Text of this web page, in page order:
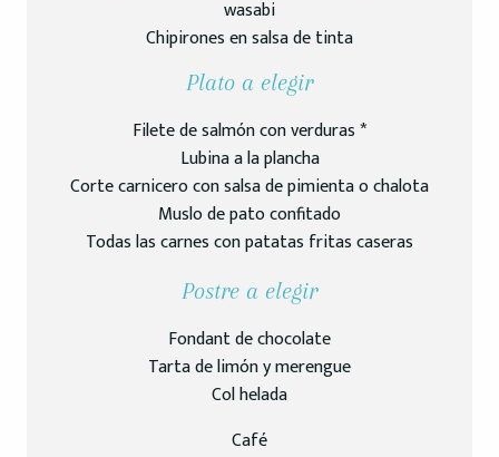
wasabi
Chipirones en salsa de tinta
Plato a elegir
Filete de salmón con verduras *
Lubina a la plancha
Corte carnicero con salsa de pimienta o chalota
Muslo de pato confitado
Todas las carnes con patatas fritas caseras
Postre a elegir
Fondant de chocolate
Tarta de limón y merengue
Col helada
Café